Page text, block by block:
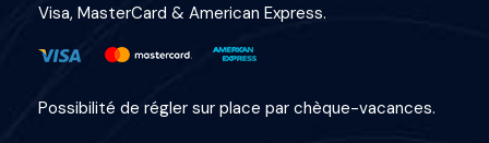
Visa, MasterCard & American Express.
Possibilité de régler sur place par chèque-vacances.